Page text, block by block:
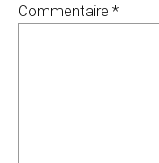
Commentaire *